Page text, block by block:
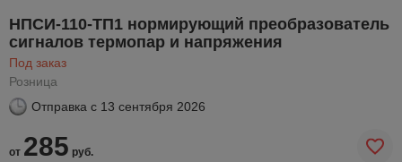
НПСИ-110-ТП1 нормирующий преобразователь
сигналов термопар и напряжения
Под заказ
Розница
Отправка с 13 сентября 2026
от 285 руб.